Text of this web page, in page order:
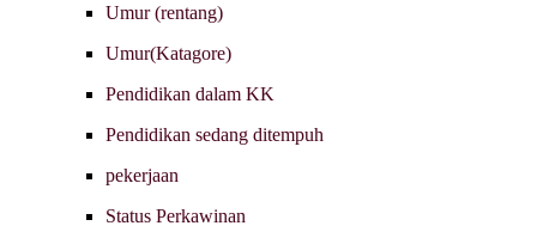
Umur (rentang)
Umur(Katagore)
Pendidikan dalam KK
Pendidikan sedang ditempuh
pekerjaan
Status Perkawinan